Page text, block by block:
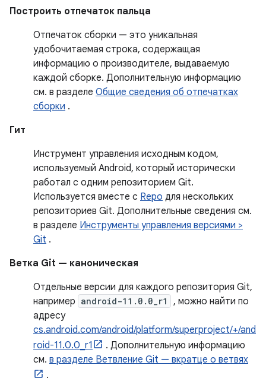
Построить отпечаток пальца
Отпечаток сборки — это уникальная
удобочитаемая строка, содержащая
информацию о производителе, выдаваемую
каждой сборке. Дополнительную информацию
см. в разделе Общие сведения об отпечатках
сборки .
Гит
Инструмент управления исходным кодом,
используемый Android, который исторически
работал с одним репозиторием Git.
Используется вместе с Repo для нескольких
репозиториев Git. Дополнительные сведения см.
в разделе Инструменты управления версиями >
Git .
Ветка Git — каноническая
Отдельные версии для каждого репозитория Git,
например android-11.0.0_r1
, можно найти по
адресу
cs.android.com/android/platform/superproject/+/and
roid-11.0.0_r1
. Дополнительную информацию
см. в разделе Ветвление Git — вкратце о ветвях
.